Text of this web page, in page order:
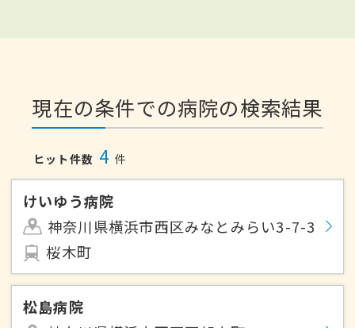
現在の条件での病院の検索結果
ヒット件数 4 件
けいゆう病院
神奈川県横浜市西区みなとみらい3-7-3
桜木町
松島病院